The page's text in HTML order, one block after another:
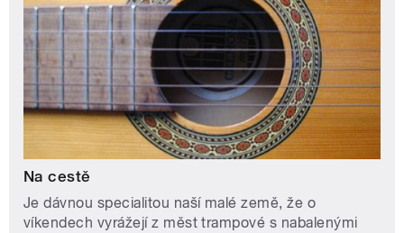
Na cestě
Je dávnou specialitou naší malé země, že o
víkendech vyrážejí z měst trampové s nabalenými